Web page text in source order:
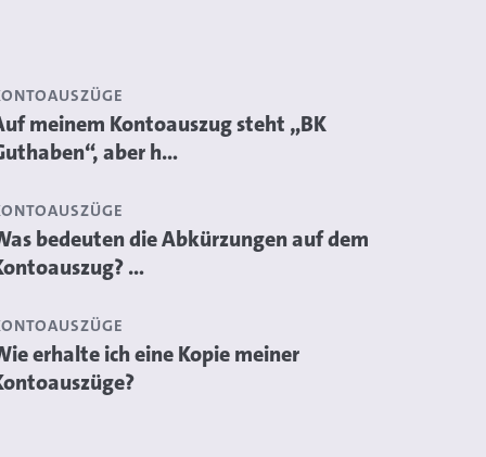
meinem Kontoauszug steht „BK
aber h...
bedeuten die Abkürzungen auf dem
...
erhalte ich eine Kopie meiner